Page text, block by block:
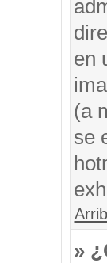
en
(a
se
»